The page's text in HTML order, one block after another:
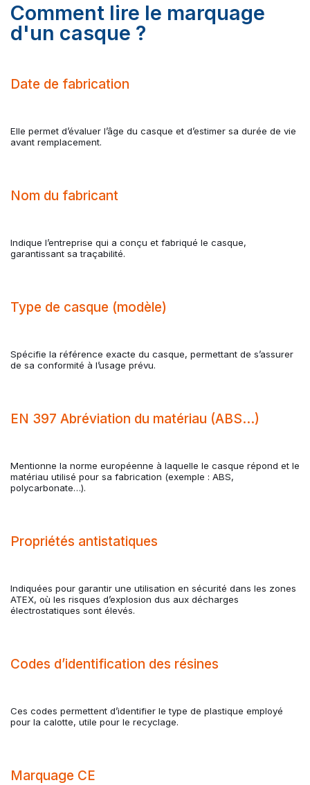
Comment lire le marquage
d'un casque ?
Date de fabrication
Elle permet d’évaluer l’âge du casque et d’estimer sa durée de vie
avant remplacement.
Nom du fabricant
Indique l’entreprise qui a conçu et fabriqué le casque,
garantissant sa traçabilité.
Type de casque (modèle)
Spécifie la référence exacte du casque, permettant de s’assurer
de sa conformité à l’usage prévu.
EN 397 Abréviation du matériau (ABS…)
Mentionne la norme européenne à laquelle le casque répond et le
matériau utilisé pour sa fabrication (exemple : ABS,
polycarbonate…).
Propriétés antistatiques
Indiquées pour garantir une utilisation en sécurité dans les zones
ATEX, où les risques d’explosion dus aux décharges
électrostatiques sont élevés.
Codes d’identification des résines
Ces codes permettent d’identifier le type de plastique employé
pour la calotte, utile pour le recyclage.
Marquage CE